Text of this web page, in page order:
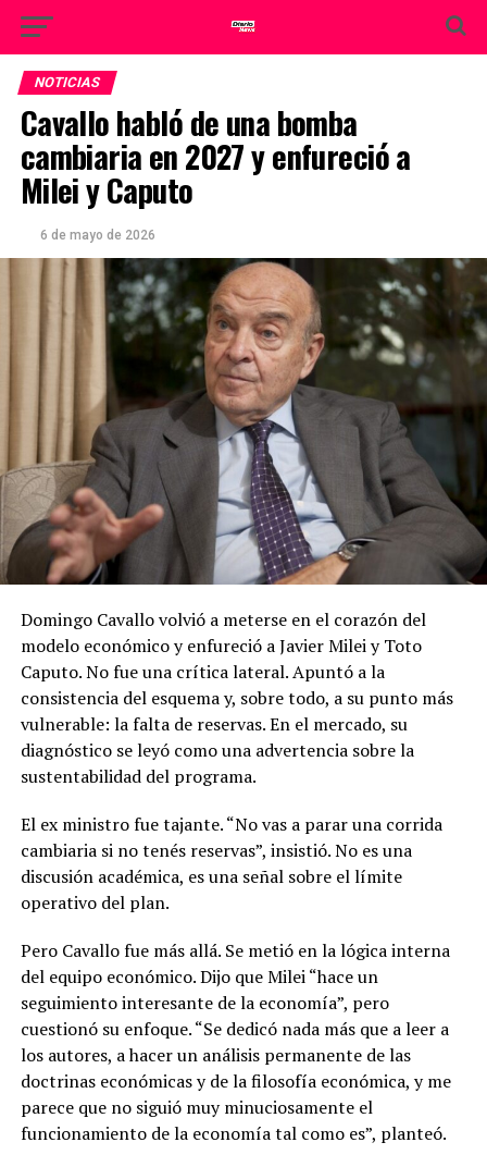
NOTICIAS
Cavallo habló de una bomba
cambiaria en 2027 y enfureció a
Milei y Caputo
6 de mayo de 2026
Domingo Cavallo volvió a meterse en el corazón del
modelo económico y enfureció a Javier Milei y Toto
Caputo. No fue una crítica lateral. Apuntó a la
consistencia del esquema y, sobre todo, a su punto más
vulnerable: la falta de reservas. En el mercado, su
diagnóstico se leyó como una advertencia sobre la
sustentabilidad del programa.
El ex ministro fue tajante. “No vas a parar una corrida
cambiaria si no tenés reservas”, insistió. No es una
discusión académica, es una señal sobre el límite
operativo del plan.
Pero Cavallo fue más allá. Se metió en la lógica interna
del equipo económico. Dijo que Milei “hace un
seguimiento interesante de la economía”, pero
cuestionó su enfoque. “Se dedicó nada más que a leer a
los autores, a hacer un análisis permanente de las
doctrinas económicas y de la filosofía económica, y me
parece que no siguió muy minuciosamente el
funcionamiento de la economía tal como es”, planteó.